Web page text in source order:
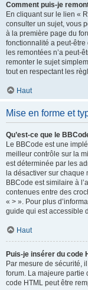
Comment puis-je
En cliquant sur le lien «
consulter un sujet, vous
à la première page du
fonctionnalité a peut-être
les remontées n’a peut-
remonter le sujet
tout en respectant les
Haut
Mise en forme et
Qu’est-ce que le
Le BBCode est une
meilleur contrôle sur la
est déterminée par les
la désactiver sur
BBCode est similaire à
contenues entre des
« > ». Pour plus
guide qui est accessible
Haut
Puis-je insérer du code
Par mesure de sécurité,
forum. La majeure partie
code HTML peut être